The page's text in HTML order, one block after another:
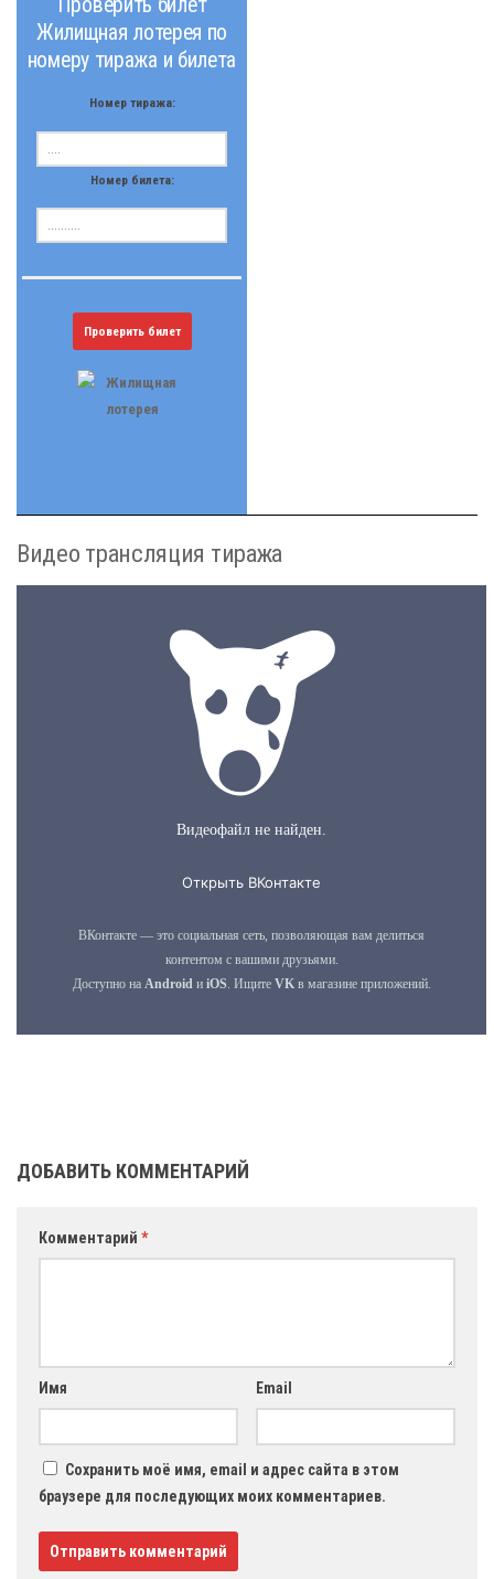
Проверить билет
Жилищная лотерея по
номеру тиража и билета
Номер тиража:
Номер билета:
Проверить билет
Видео трансляция тиража
ДОБАВИТЬ КОММЕНТАРИЙ
Комментарий *
Имя Email
Сохранить моё имя, email и адрес сайта в этом
браузере для последующих моих комментариев.